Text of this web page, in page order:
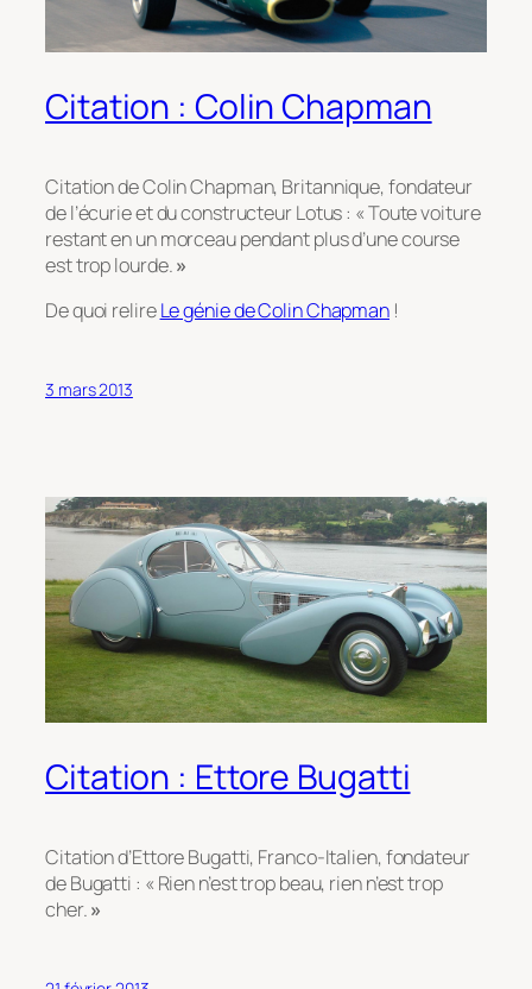
Citation : Colin Chapman
Citation de Colin Chapman, Britannique, fondateur
de l’écurie et du constructeur Lotus : « Toute voiture
restant en un morceau pendant plus d’une course
est trop lourde.»
De quoi relireLe génie de Colin Chapman !
3 mars 2013
Citation : Ettore Bugatti
Citation d’Ettore Bugatti, Franco-Italien, fondateur
de Bugatti : « Rien n’est trop beau, rien n’est trop
cher.»